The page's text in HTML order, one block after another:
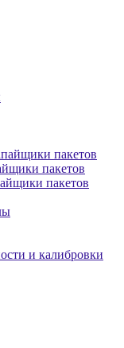
пакетов
пакетов
пакетов
и калибровки